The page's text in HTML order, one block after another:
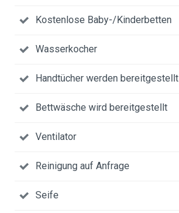
Kostenlose Baby-/Kinderbetten
Wasserkocher
Handtücher werden bereitgestellt
Bettwäsche wird bereitgestellt
Ventilator
Reinigung auf Anfrage
Seife